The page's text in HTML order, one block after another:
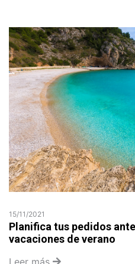
15/11/2021
Planifica tus pedidos
vacaciones de verano
Leer más